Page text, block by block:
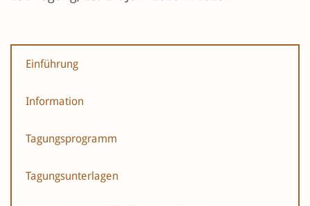
Einführung
Information
Tagungsprogramm
Tagungsunterlagen